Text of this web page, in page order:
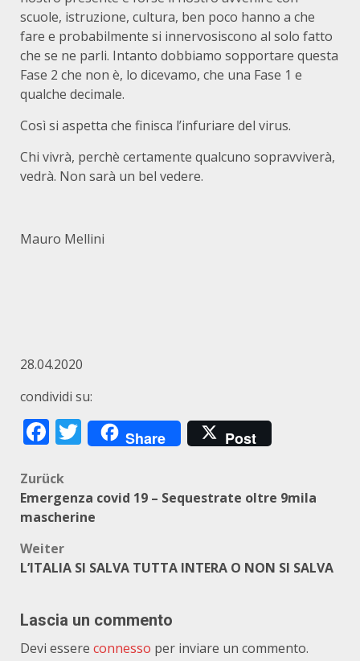
scuole, istruzione, cultura, ben poco hanno a che
fare e probabilmente si innervosiscono al solo fatto
che se ne parli. Intanto dobbiamo sopportare questa
Fase 2 che non è, lo dicevamo, che una Fase 1 e
qualche decimale.
Così si aspetta che finisca l’infuriare del virus.
Chi vivrà, perchè certamente qualcuno sopravviverà,
vedrà. Non sarà un bel vedere.
Mauro Mellini
28.04.2020
condividi su:
Facebook
Twitter
Share Post
Beitragsnavigation
Zurück
Emergenza covid 19 – Sequestrate oltre 9mila
mascherine
Weiter
L’ITALIA SI SALVA TUTTA INTERA O NON SI SALVA
Lascia un commento
Devi essere connesso per inviare un commento.